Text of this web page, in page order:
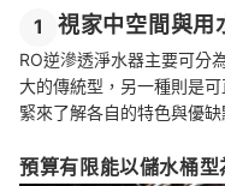
1 視家中空間與用
RO逆滲透淨水器主要可分
大的傳統型，另一種則是
緊來了解各自的特色與優缺
預算有限能以儲水桶型